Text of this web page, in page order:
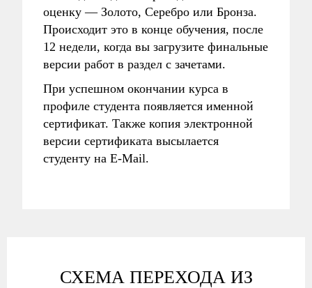
оценку—Золото, Серебро или Бронза.
Происходит это в конце обучения, после
12 недели, когда вы загрузите финальные
версии работ в раздел с зачетами.
При успешном окончании курса в
профиле студента появляется именной
сертификат.Также копия электронной
версии сертификата высылается
студенту на E-Mail.
СХЕМА ПЕРЕХОДА ИЗ